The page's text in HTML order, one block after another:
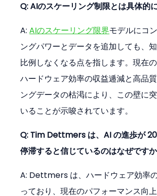
Q: AIのスケーリング制限とは具体的
A: AIのスケーリング限界モデルにコ
ングパワーとデータを追加しても、
比例しなくなる点を指します。現在の
ハードウェア効率の収益逓減と高品
ングデータの枯渇により、この壁に
いることが示唆されています。
Q: Tim Dettmers は、AI の進歩が
停滞すると信じているのはなぜです
A: Dettmers は、ハードウェア効率
っており、現在のパフォーマンス向